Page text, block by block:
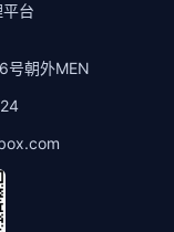
台
号朝外MEN